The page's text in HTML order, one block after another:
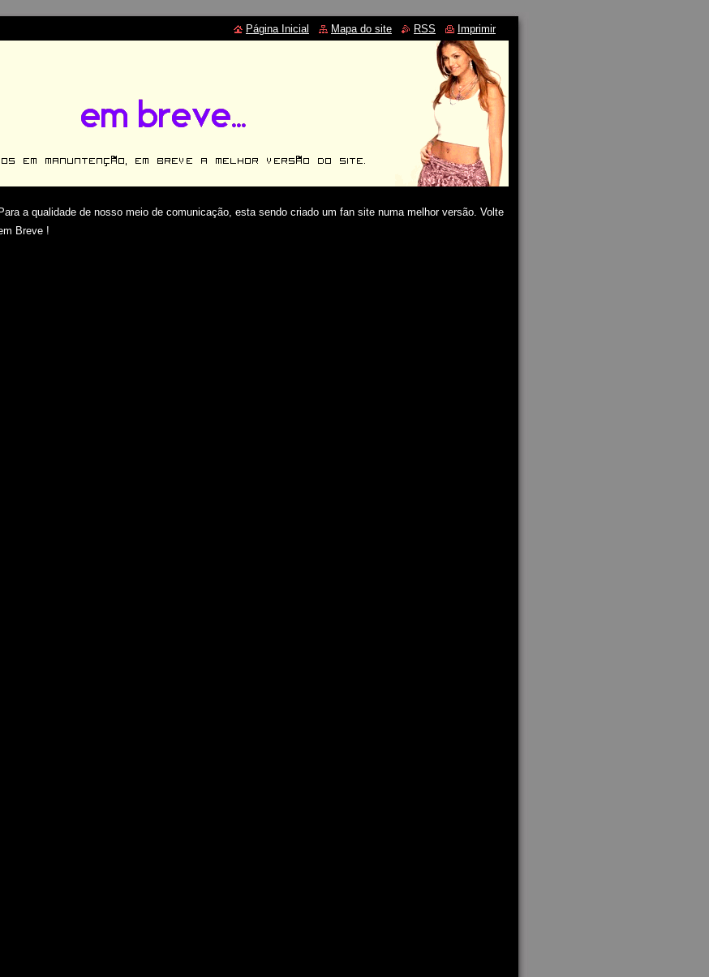
Para a qualidade de nosso meio de comunicação, esta sendo criado um fan site numa melhor versão. Volte
Breve !
Página Inicial Mapa do site RSS Imprimir